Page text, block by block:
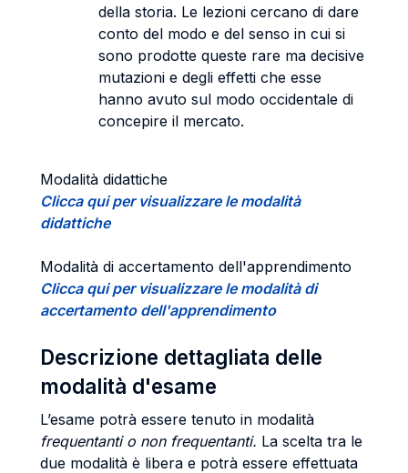
della storia. Le lezioni cercano di dare
conto del modo e del senso in cui si
sono prodotte queste rare ma decisive
mutazioni e degli effetti che esse
hanno avuto sul modo occidentale di
concepire il mercato.
Modalità didattiche
Clicca qui per visualizzare le modalità
didattiche
Modalità di accertamento dell'apprendimento
Clicca qui per visualizzare le modalità di
accertamento dell'apprendimento
Descrizione dettagliata delle
modalità d'esame
L’esame potrà essere tenuto in modalità
frequentanti o non frequentanti. La scelta tra le
due modalità è libera e potrà essere effettuata